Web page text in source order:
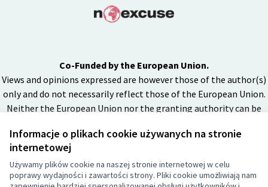
Informacje o plikach cookie używanych na stronie
internetowej
Używamy plików cookie na naszej stronie internetowej w celu
poprawy wydajności i zawartości strony. Pliki cookie umożliwiają nam
Co-Funded by the European Union.
Views and opinions expressed are however those of the author(s)
only and do not necessarily reflect those of the European Union.
Neither the European Union nor the granting authority can be
(Link zewnętrzny)
Licencja
(Link